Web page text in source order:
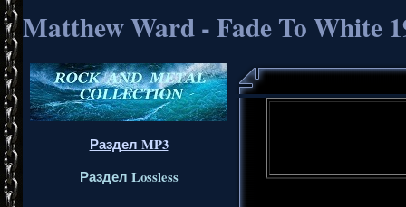
Matthew Ward - Fade To White
Раздел MP3
Раздел Lossless